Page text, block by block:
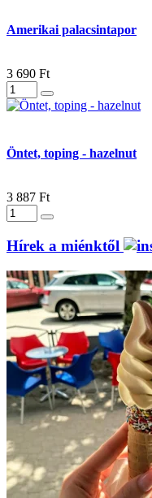
Amerikai palacsintapor
3 690 Ft
Öntet, toping - hazelnut
3 887 Ft
Hírek a miénktől